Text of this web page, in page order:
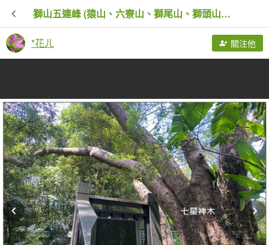
獅山五連峰 (猿山、六寮山、獅尾山、獅頭山、玖玖山)
*花ㄦ 關注他